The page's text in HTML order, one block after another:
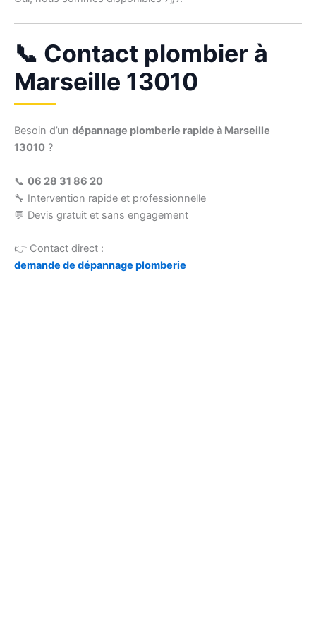
📞 Contact plombier à
Marseille 13010
Besoin d’un dépannage plomberie rapide à Marseille
13010 ?
📞 06 28 31 86 20
🔧 Intervention rapide et professionnelle
💬 Devis gratuit et sans engagement
👉 Contact direct :
demande de dépannage plomberie